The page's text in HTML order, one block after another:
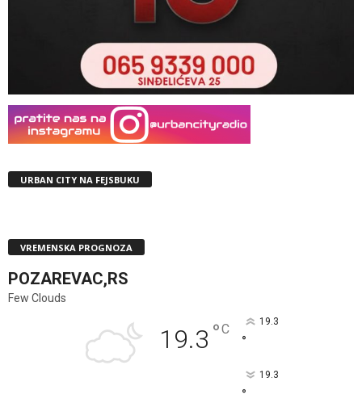
URBAN CITY NA FEJSBUKU
VREMENSKA PROGNOZA
POZAREVAC,RS
Few Clouds
19.3 °C 19.3
°
19.3
°